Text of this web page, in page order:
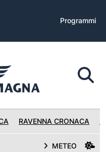
Programmi
RAVENNA CRONACA
METEO